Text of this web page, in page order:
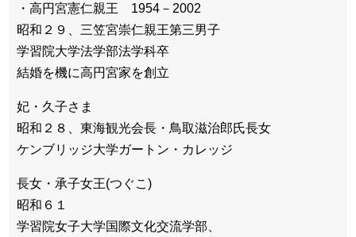
・高円宮憲仁親王 1954－2002
昭和２９、三笠宮崇仁親王第三男子
学習院大学法学部法学科卒
結婚を機に高円宮家を創立
妃・久子さま
昭和２８、東海観光会長・鳥取滋治郎氏長女
ケンブリッジ大学ガートン・カレッジ
長女・承子女王(つぐこ)
昭和６１
学習院女子大学国際文化交流学部、